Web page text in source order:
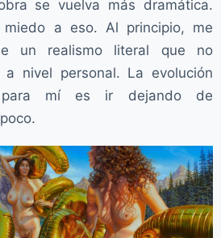
se vuelva más dramática.
miedo a eso. Al principio, me
un realismo literal que no
a nivel personal. La evolución
para mí es ir dejando de